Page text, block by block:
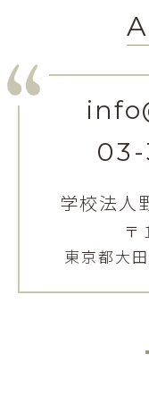
学校法人
〒
東京都大